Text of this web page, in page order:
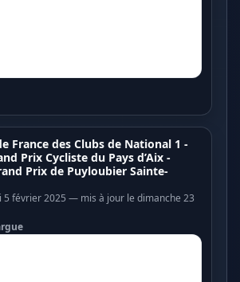
France des Clubs de National 1 -
Prix Cycliste du Pays d’Aix -
Prix de Puyloubier Sainte-
5 février 2025 — mis à jour le dimanche 23